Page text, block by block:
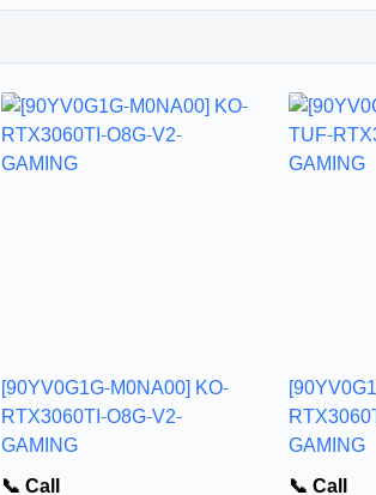
[90YV0G1G-M0NA00] KO-
RTX3060TI-O8G-V2-
GAMING
📞 Call
GAMING
📞 Call